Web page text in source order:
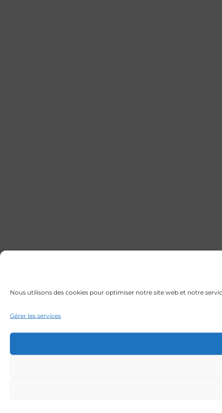
Nous utilisons des cookies pour optimiser notre site web et notre
Gérer les services